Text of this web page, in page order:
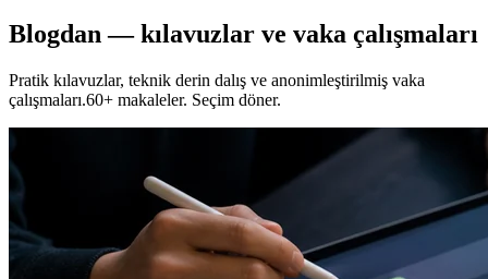
Blogdan — kılavuzlar ve vaka çalışmaları
Pratik kılavuzlar, teknik derin dalış ve anonimleştirilmiş vaka
çalışmaları.60+ makaleler. Seçim döner.